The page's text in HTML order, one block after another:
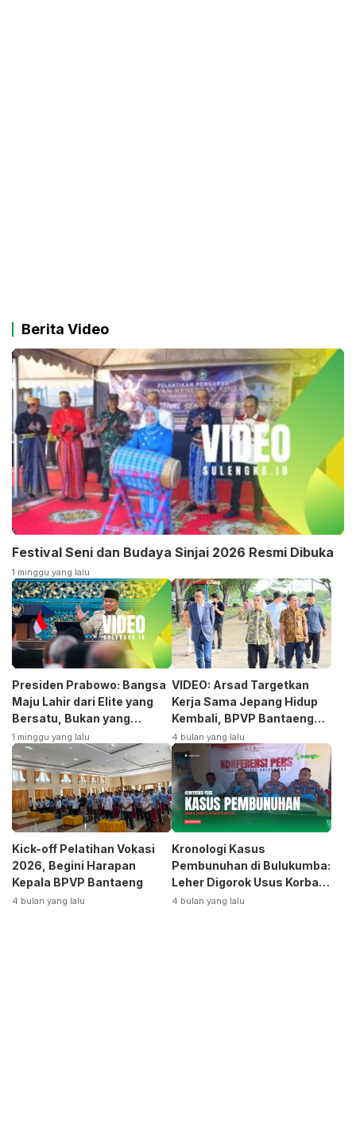
Berita Video
Festival Seni dan Budaya Sinjai 2026 Resmi Dibuka
1 minggu yang lalu
Presiden Prabowo: Bangsa
Maju Lahir dari Elite yang
Bersatu, Bukan yang
Terpecah
1 minggu yang lalu
VIDEO: Arsad Targetkan
Kerja Sama Jepang Hidup
Kembali, BPVP Bantaeng
Siap Bangkitkan Jurusan
Otomotif
4 bulan yang lalu
Kick-off Pelatihan Vokasi
2026, Begini Harapan
Kepala BPVP Bantaeng
4 bulan yang lalu
Kronologi Kasus
Pembunuhan di Bulukumba:
Leher Digorok Usus Korban
Dikeluarkan
4 bulan yang lalu